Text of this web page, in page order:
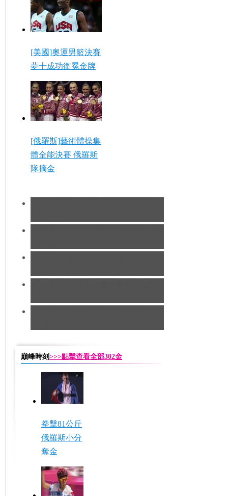
[美國]奧運男籃決賽
夢十成功衛冕金牌
[俄羅斯]藝術體操集
體全能決賽 俄羅斯
隊摘金
巔峰時刻 >>>點擊查看全部302金
拳擊81公斤
俄羅斯小分
奪金